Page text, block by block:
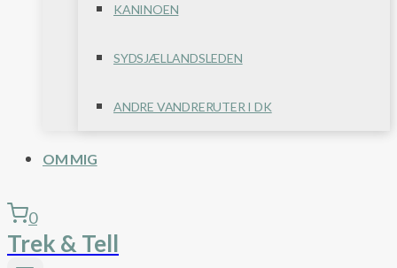
KANINOEN
SYDSJÆLLANDSLEDEN
ANDRE VANDRERUTER I DK
OM MIG
0
Trek & Tell